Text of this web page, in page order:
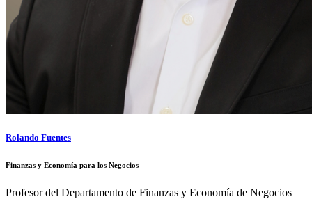
Rolando Fuentes
Finanzas y Economía para los Negocios
Profesor del Departamento de Finanzas y Economía de Negocios